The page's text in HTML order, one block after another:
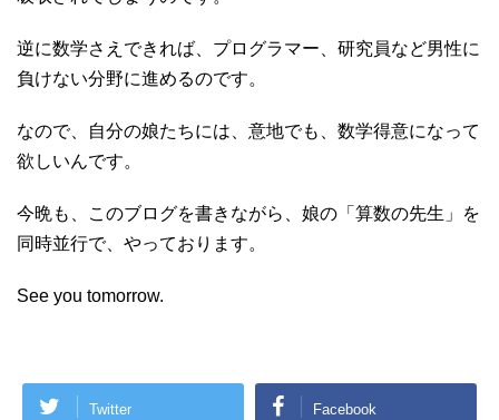
逆に数学さえできれば、プログラマー、研究員など男性に
負けない分野に進めるのです。
なので、自分の娘たちには、意地でも、数学得意になって
欲しいんです。
今晩も、このブログを書きながら、娘の「算数の先生」を
同時並行で、やっております。
See you tomorrow.
Twitter Facebook